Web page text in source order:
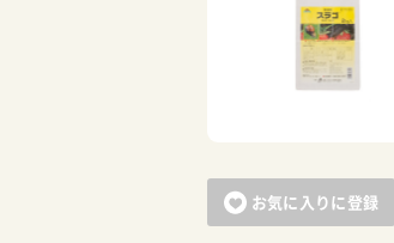
お気に入りに登録